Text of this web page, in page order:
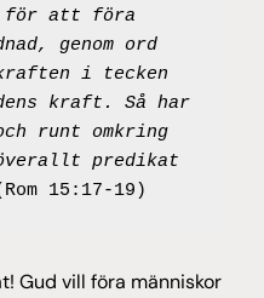
för att föra
genom ord
kraften i tecken
kraft. Så har
runt omkring
predikat
15:17-19)
Gud vill föra människor